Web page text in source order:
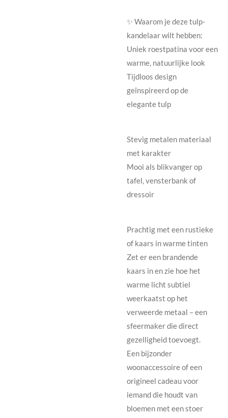
✨ Waarom je deze tulp-
kandelaar wilt hebben:
Uniek roestpatina voor een
warme, natuurlijke look
Tijdloos design
geïnspireerd op de
elegante tulp
Stevig metalen materiaal
met karakter
Mooi als blikvanger op
tafel, vensterbank of
dressoir
Prachtig met een rustieke
of kaars in warme tinten
Zet er een brandende
kaars in en zie hoe het
warme licht subtiel
weerkaatst op het
verweerde metaal – een
sfeermaker die direct
gezelligheid toevoegt.
Een bijzonder
woonaccessoire of een
origineel cadeau voor
iemand die houdt van
bloemen met een stoer